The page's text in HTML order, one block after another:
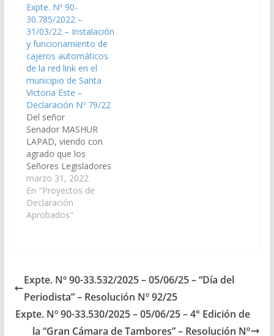
necesarias, a los fines
que se disponga la
instalación y
funcionamiento de
“Cajeros Automáticos
de…
Expte. Nº 90-
30.785/2022 –
31/03/22 – Instalación
y funcionamiento de
cajeros automáticos
de la red link en el
municipio de Santa
Victoria Este –
Declaración Nº 79/22
Del señor
Senador MASHUR
LAPAD, viendo con
agrado que los
Señores Legisladores
Nacionales por la
provincia de Salta,
arbitren y gestionen
ante el Poder Ejecutivo
resulten necesarias, a
los fines que se
disponga la instalación
y funcionamiento de…
marzo 31, 2022
En "Proyectos de
Declaración
Aprobados"
Expte. Nº 90-33.532/2025 – 05/06/25 – “Día del
Periodista” – Resolución Nº 92/25
Expte. Nº 90-33.530/2025 – 05/06/25 – 4° Edición de
la “Gran Cámara de Tambores” – Resolución Nº